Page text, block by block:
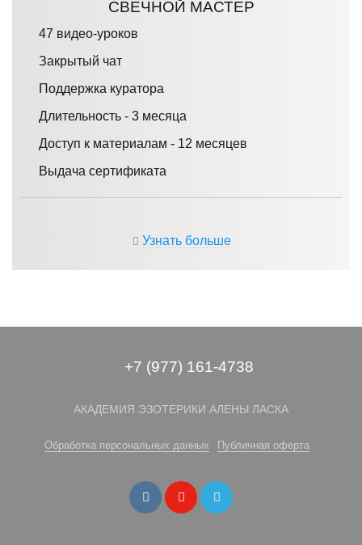
СВЕЧНОЙ МАСТЕР
47 видео-уроков
Закрытый чат
Поддержка куратора
Длительность - 3 месяца
Доступ к материалам - 12 месяцев
Выдача сертификата
Узнать больше
+7 (977) 161-4738
АКАДЕМИЯ ЭЗОТЕРИКИ АЛЕНЫ ЛАСКА
Обработка персональных данных Публичная оферта